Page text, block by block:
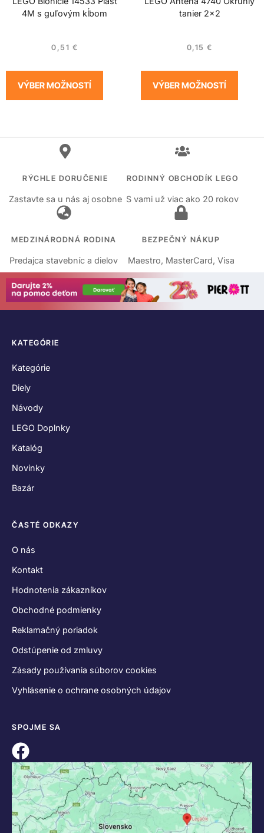
4M s guľovým kĺbom
0,51 €
VÝBER MOŽNOSTÍ
tanier 2×2
0,15 €
VÝBER MOŽNOSTÍ
RÝCHLE DORUČENIE
Zastavte sa u nás aj osobne
RODINNÝ OBCHODÍK LEGO
S vami už viac ako 20 rokov
MEDZINÁRODNÁ RODINA
Predajca stavebníc a dielov
BEZPEČNÝ NÁKUP
Maestro, MasterCard, Visa
KATEGÓRIE
Kategórie
Diely
Návody
LEGO Doplnky
Katalóg
Novinky
Bazár
ČASTÉ ODKAZY
O nás
Kontakt
Hodnotenia zákazníkov
Obchodné podmienky
Reklamačný poriadok
Odstúpenie od zmluvy
Zásady používania súborov cookies
Vyhlásenie o ochrane osobných údajov
SPOJME SA